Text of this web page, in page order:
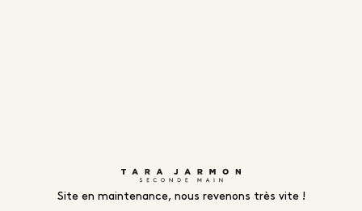
Site en maintenance, nous revenons très vite !